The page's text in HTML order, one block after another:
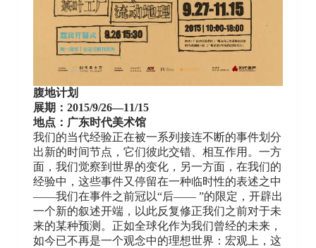
腹地计划
展期：2015/9/26—11/15
地点：广东时代美术馆
我们的当代经验正在被一系列接连不断的事件划分
出新的时间节点，它们彼此交错、相互作用。一方
面，我们觉察到世界的变化，另一方面，在我们的
经验中，这些事件又停留在一种临时性的表述之中
——我们在事件之前冠以“后—— ”的限定，开辟出
一个新的叙述开端，以此反复修正我们之前对于未
来的某种预测。正如全球化作为我们曾经的未来，
如今已不再是一个观念中的理想世界：宏观上，这